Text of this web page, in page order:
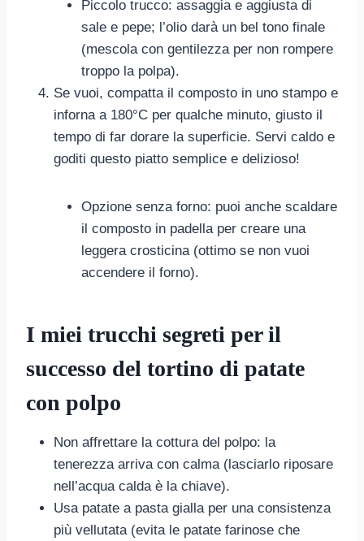
Piccolo trucco: assaggia e aggiusta di
sale e pepe; l’olio darà un bel tono finale
(mescola con gentilezza per non rompere
troppo la polpa).
Se vuoi, compatta il composto in uno stampo e
inforna a 180°C per qualche minuto, giusto il
tempo di far dorare la superficie. Servi caldo e
goditi questo piatto semplice e delizioso!
Opzione senza forno: puoi anche scaldare
il composto in padella per creare una
leggera crosticina (ottimo se non vuoi
accendere il forno).
I miei trucchi segreti per il
successo del tortino di patate
con polpo
Non affrettare la cottura del polpo: la
tenerezza arriva con calma (lasciarlo riposare
nell’acqua calda è la chiave).
Usa patate a pasta gialla per una consistenza
più vellutata (evita le patate farinose che